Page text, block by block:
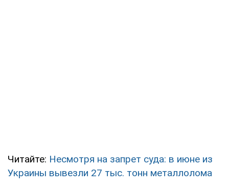
Читайте: Несмотря на запрет суда: в июне из
Украины вывезли 27 тыс. тонн металлолома